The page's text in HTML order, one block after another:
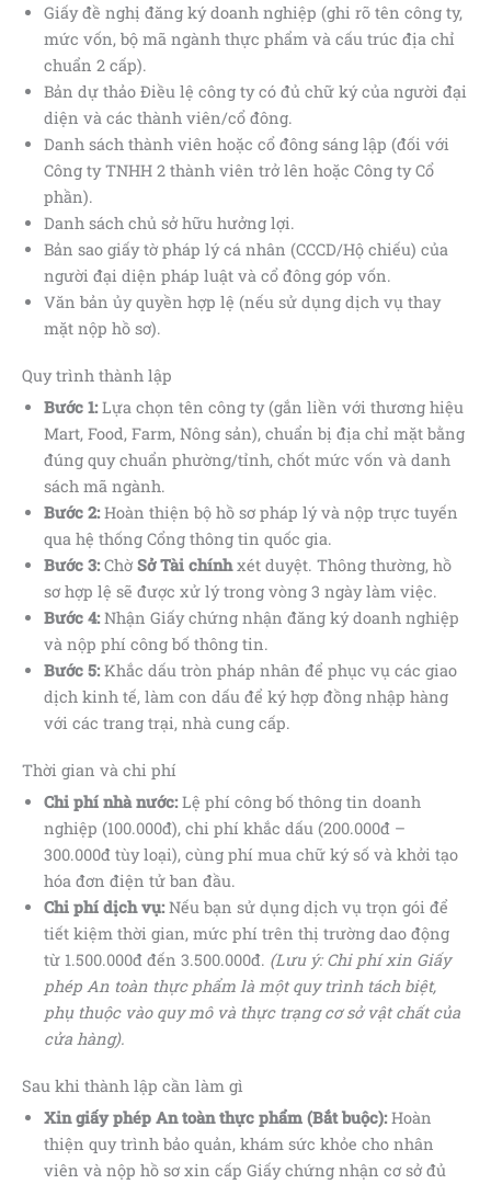
Giấy đề nghị đăng ký doanh nghiệp (ghi rõ tên công ty,
mức vốn, bộ mã ngành thực phẩm và cấu trúc địa chỉ
chuẩn 2 cấp).
Bản dự thảo Điều lệ công ty có đủ chữ ký của người đại
diện và các thành viên/cổ đông.
Danh sách thành viên hoặc cổ đông sáng lập (đối với
Công ty TNHH 2 thành viên trở lên hoặc Công ty Cổ
phần).
Danh sách chủ sở hữu hưởng lợi.
Bản sao giấy tờ pháp lý cá nhân (CCCD/Hộ chiếu) của
người đại diện pháp luật và cổ đông góp vốn.
Văn bản ủy quyền hợp lệ (nếu sử dụng dịch vụ thay
mặt nộp hồ sơ).
Quy trình thành lập
Bước 1:Lựa chọn tên công ty (gắn liền với thương hiệu
Mart, Food, Farm, Nông sản), chuẩn bị địa chỉ mặt bằng
đúng quy chuẩn phường/tỉnh, chốt mức vốn và danh
sách mã ngành.
Bước 2:Hoàn thiện bộ hồ sơ pháp lý và nộp trực tuyến
qua hệ thống Cổng thông tin quốc gia.
Bước 3:Chờ Sở Tài chínhxét duyệt. Thông thường, hồ
sơ hợp lệ sẽ được xử lý trong vòng 3 ngày làm việc.
Bước 4:Nhận Giấy chứng nhận đăng ký doanh nghiệp
và nộp phí công bố thông tin.
Bước 5:Khắc dấu tròn pháp nhân để phục vụ các giao
dịch kinh tế, làm con dấu để ký hợp đồng nhập hàng
với các trang trại, nhà cung cấp.
Thời gian và chi phí
Chi phí nhà nước:Lệ phí công bố thông tin doanh
nghiệp (100.000đ), chi phí khắc dấu (200.000đ –
300.000đ tùy loại), cùng phí mua chữ ký số và khởi tạo
hóa đơn điện tử ban đầu.
Chi phí dịch vụ:Nếu bạn sử dụng dịch vụ trọn gói để
tiết kiệm thời gian, mức phí trên thị trường dao động
từ 1.500.000đ đến 3.500.000đ. (Lưu ý: Chi phí xin Giấy
phép An toàn thực phẩm là một quy trình tách biệt,
phụ thuộc vào quy mô và thực trạng cơ sở vật chất của
cửa hàng).
Sau khi thành lập cần làm gì
Xin giấy phép An toàn thực phẩm (Bắt buộc):Hoàn
thiện quy trình bảo quản, khám sức khỏe cho nhân
viên và nộp hồ sơ xin cấp Giấy chứng nhận cơ sở đủ